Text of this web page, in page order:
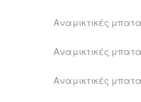
Αναμικτικές
Αναμικτικές
Αναμικτικές